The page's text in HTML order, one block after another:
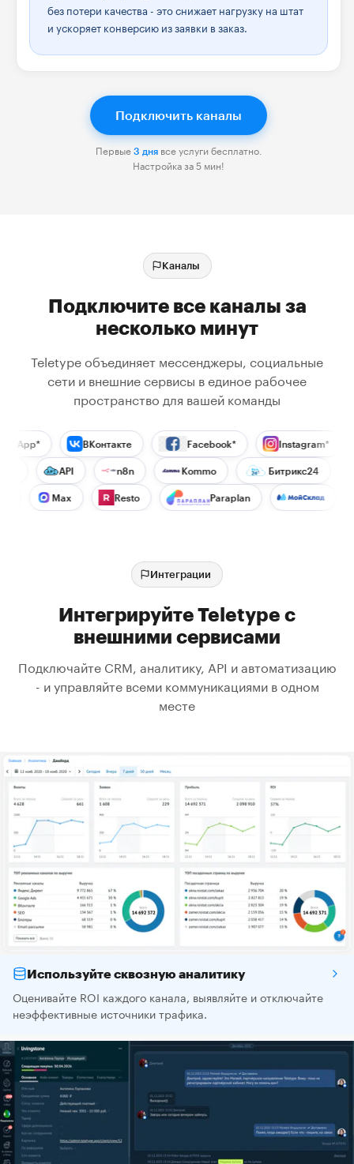
без потери качества - это снижает нагрузку на штат
и ускоряет конверсию из заявки в заказ.
Подключить каналы
Первые 3 днявсе услуги бесплатно.
Настройка за 5 мин!
Каналы
Подключите все каналы за
несколько минут
Teletype объединяет мессенджеры, социальные
сети и внешние сервисы в единое рабочее
пространство для вашей команды
ВКонтакте Facebook* Instagram*
SMS API n8n Kommo Битрикс24
Max Resto Paraplan
Интеграции
Интегрируйте Teletype с
внешними сервисами
Подключайте CRM, аналитику, API и автоматизацию
- и управляйте всеми коммуникациями в одном
месте
Используйте сквозную аналитику
Оценивайте ROI каждого канала, выявляйте и отключайте
неэффективные источники трафика.